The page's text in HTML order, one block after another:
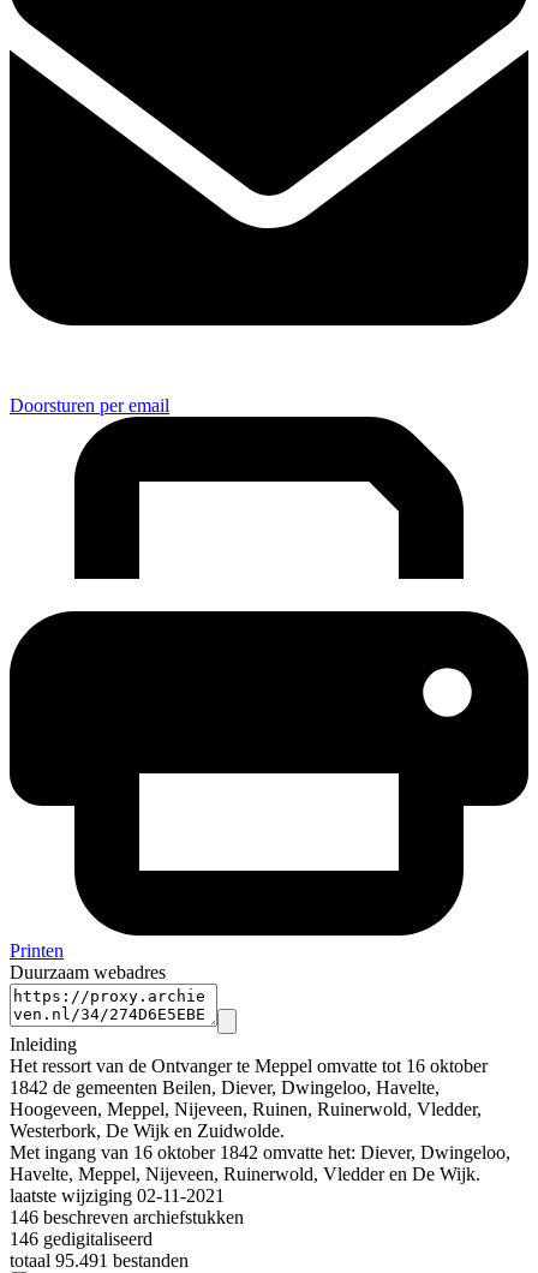
Doorsturen per email
Printen
Duurzaam webadres
Inleiding
Het ressort van de Ontvanger te Meppel omvatte tot 16 oktober
1842 de gemeenten Beilen, Diever, Dwingeloo, Havelte,
Hoogeveen, Meppel, Nijeveen, Ruinen, Ruinerwold, Vledder,
Westerbork, De Wijk en Zuidwolde.
Met ingang van 16 oktober 1842 omvatte het: Diever, Dwingeloo,
Havelte, Meppel, Nijeveen, Ruinerwold, Vledder en De Wijk.
laatste wijziging 02-11-2021
146 beschreven archiefstukken
146 gedigitaliseerd
totaal 95.491 bestanden